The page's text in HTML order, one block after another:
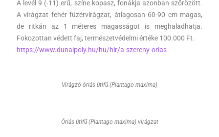
A levél 9 (-11) erű, színe kopasz, fonákja azonban szőrözött.
A virágzat fehér füzérvirágzat, átlagosan 60-90 cm magas,
de ritkán az 1 méteres magasságot is meghaladhatja.
Fokozottan védett faj, természetvédelmi értéke 100.000 Ft.
https://www.dunaipoly.hu/hu/hir/a-szereny-orias
Virágzó óriás útifű (Plantago maxima)
Óriás útifű (Plantago maxima) virágzat